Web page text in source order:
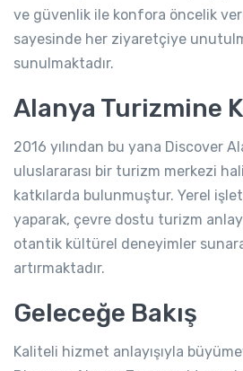
ve güvenlik ile konfora öncelik
sayesinde her ziyaretçiye
sunulmaktadır.
Alanya Turizmine
2016 yılından bu yana Discover
uluslararası bir turizm merkezi
katkılarda bulunmuştur. Yerel
yaparak, çevre dostu turizm
otantik kültürel deneyimler
artırmaktadır.
Geleceğe Bakış
Kaliteli hizmet anlayışıyla